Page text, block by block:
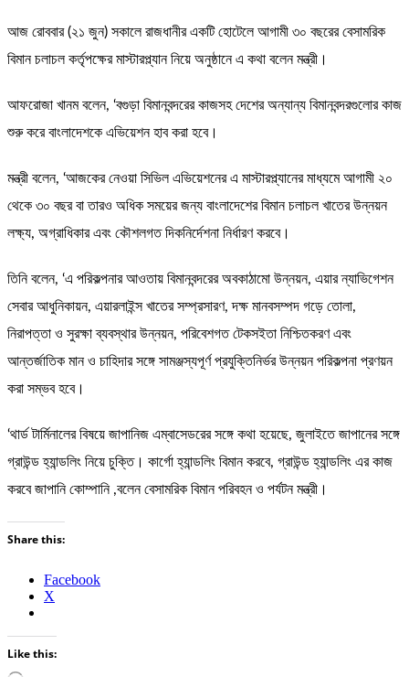
আজ রোববার (২১ জুন) সকালে রাজধানীর একটি হোটেলে আগামী ৩০ বছরের বেসামরিক
বিমান চলাচল কর্তৃপক্ষের মাস্টারপ্ল্যান নিয়ে অনুষ্ঠানে এ কথা বলেন মন্ত্রী।
আফরোজা খানম বলেন, ‘বগুড়া বিমানবন্দরের কাজসহ দেশের অন্যান্য বিমানবন্দরগুলোর কাজ
শুরু করে বাংলাদেশকে এভিয়েশন হাব করা হবে।
মন্ত্রী বলেন, ‘আজকের নেওয়া সিভিল এভিয়েশনের এ মাস্টারপ্ল্যানের মাধ্যমে আগামী ২০
থেকে ৩০ বছর বা তারও অধিক সময়ের জন্য বাংলাদেশের বিমান চলাচল খাতের উন্নয়ন
লক্ষ্য, অগ্রাধিকার এবং কৌশলগত দিকনির্দেশনা নির্ধারণ করবে।
তিনি বলেন, ‘এ পরিকল্পনার আওতায় বিমানবন্দরের অবকাঠামো উন্নয়ন, এয়ার ন্যাভিগেশন
সেবার আধুনিকায়ন, এয়ারলাইন্স খাতের সম্প্রসারণ, দক্ষ মানবসম্পদ গড়ে তোলা,
নিরাপত্তা ও সুরক্ষা ব্যবস্থার উন্নয়ন, পরিবেশগত টেকসইতা নিশ্চিতকরণ এবং
আন্তর্জাতিক মান ও চাহিদার সঙ্গে সামঞ্জস্যপূর্ণ প্রযুক্তিনির্ভর উন্নয়ন পরিকল্পনা প্রণয়ন
করা সম্ভব হবে।
‘থার্ড টার্মিনালের বিষয়ে জাপানিজ এম্বাসেডরের সঙ্গে কথা হয়েছে, জুলাইতে জাপানের সঙ্গে
গ্রাউন্ড হ্যান্ডলিং নিয়ে চুক্তি। কার্গো হ্যান্ডলিং বিমান করবে, গ্রাউন্ড হ্যান্ডলিং এর কাজ
করবে জাপানি কোম্পানি ,বলেন বেসামরিক বিমান পরিবহন ও পর্যটন মন্ত্রী।
Share this:
Facebook
X
Like this: